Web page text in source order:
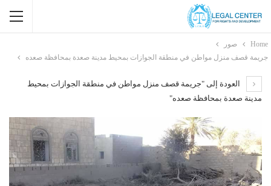
Home
صور
جريمة قصف منزل مواطن في منطقة الجوازات بمحيط مدينة صعدة بمحافظة صعده
العودة إلى "جريمة قصف منزل مواطن في منطقة الجوازات بمحيط
مدينة صعدة بمحافظة صعده"